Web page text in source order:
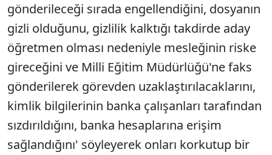
gönderileceği sırada engellendiğini, dosyanın
gizli olduğunu, gizlilik kalktığı takdirde aday
öğretmen olması nedeniyle mesleğinin riske
gireceğini ve Milli Eğitim Müdürlüğü'ne faks
gönderilerek görevden uzaklaştırılacaklarını,
kimlik bilgilerinin banka çalışanları tarafından
sızdırıldığını, banka hesaplarına erişim
sağlandığını' söyleyerek onları korkutup bir